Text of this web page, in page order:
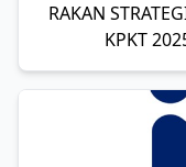
RAKAN
KPKT